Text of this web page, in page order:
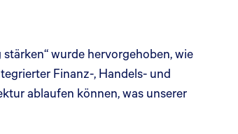
wurde hervorgehoben, wie
Finanz-, Handels- und
ablaufen können, was unserer